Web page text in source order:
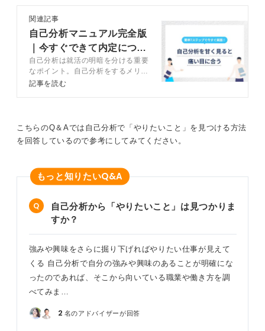
絞りすぎない！ 視野を広げた業界研究で新たな可能
性を発見しよう
次に、視野を広げて「業界研究」をやり直してみるのも
有効です。
含めて幅広く調べることで、思いがけず自分に合う仕事
や興味深い分野が見つかることがあります。
選択肢の両方を見つめ直すことが、次の一歩を踏み出す
ための鍵となるでしょう。
0
関連記事
自己分析マニュアル完全版
｜今すぐできて内定につな
がる方法を解説
自己分析は就活の明暗を分ける重要
なポイント。自己分析をするメリッ
トや自己分析のやり方、注意点など
しょう。
記事を読む
こちらのQ＆Aでは自己分析で「やりたいこと」を見つける方法
を回答しているので参考にしてみてください。
もっと知りたいQ&A
自己分析から「やりたいこと」は見つかりま
すか？
強みや興味をさらに掘り下げればやりたい仕事が見えて
くる 自己分析で自分の強みや興味のあることが明確にな
ったのであれば、そこから向いている職業や働き方を調
べてみま…
2 名のアドバイザーが回答